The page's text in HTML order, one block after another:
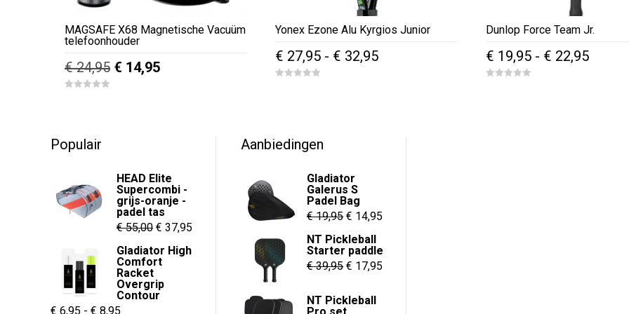
MAGSAFE X68 Magnetische Vacuüm
telefoonhouder
€24,95 Oorspronkelijke
€ 14,95Huidige
5
meerdere
Deze
optie
worden
op
de
Yonex Ezone Alu Kyrgios Junior
€ 27,95 - € 32,95Prijsklasse:
meerdere
variaties.
kan
worden
op
de
productpagina
Dunlop Force Team Jr.
€ 19,95 - € 22,95
Populair
HEAD Elite
Supercombi -
grijs-oranje -
padel tas
€55,00 Oorspronkelijke
prijs
was:
€ 55,00.
€ 37,95
Gladiator High
Comfort
Racket
Overgrip
Contour
€ 6,95 - € 8,95
Aanbiedingen
Gladiator
Galerus S
Padel Bag
€19,95 Oorspronkelijke
prijs
was:
€ 19,95.
€ 14,95
is:
NT Pickleball
Starter paddle
€39,95 Oorspronkelijke
was:
€ 17,95
NT Pickleball